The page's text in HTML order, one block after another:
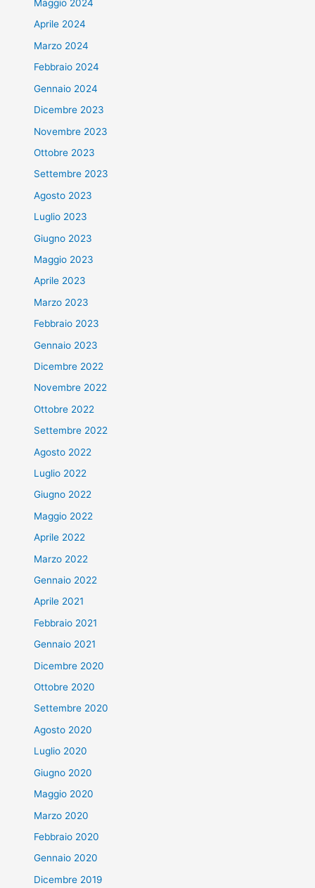
Maggio 2024
Aprile 2024
Marzo 2024
Febbraio 2024
Gennaio 2024
Dicembre 2023
Novembre 2023
Ottobre 2023
Settembre 2023
Agosto 2023
Luglio 2023
Giugno 2023
Maggio 2023
Aprile 2023
Marzo 2023
Febbraio 2023
Gennaio 2023
Dicembre 2022
Novembre 2022
Ottobre 2022
Settembre 2022
Agosto 2022
Luglio 2022
Giugno 2022
Maggio 2022
Aprile 2022
Marzo 2022
Gennaio 2022
Aprile 2021
Febbraio 2021
Gennaio 2021
Dicembre 2020
Ottobre 2020
Settembre 2020
Agosto 2020
Luglio 2020
Giugno 2020
Maggio 2020
Marzo 2020
Febbraio 2020
Gennaio 2020
Dicembre 2019